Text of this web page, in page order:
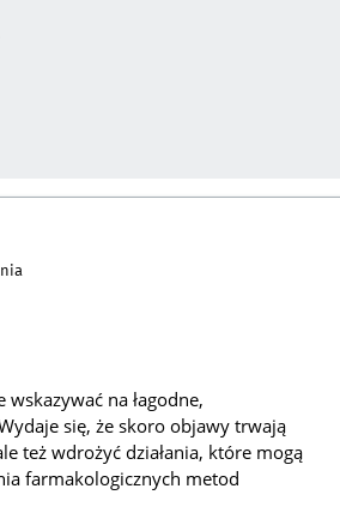
na łagodne,
się, że skoro objawy trwają
też wdrożyć działania, które mogą
farmakologicznych metod